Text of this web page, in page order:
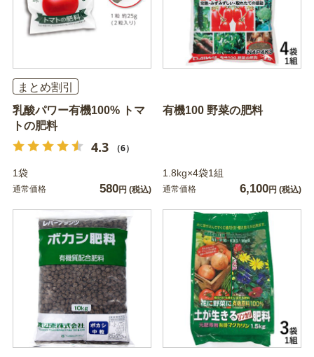
まとめ割引
乳酸パワー有機100% トマ
トの肥料
4.3 （6）
1袋
通常価格 580円 (税込)
有機100 野菜の肥料
1.8kg×4袋1組
通常価格 6,100円 (税込)